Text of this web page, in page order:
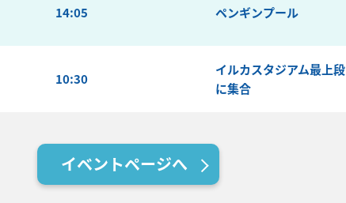
14:05 ペンギンプール
10:30
イルカスタジアム最上段
に集合
イベントページへ